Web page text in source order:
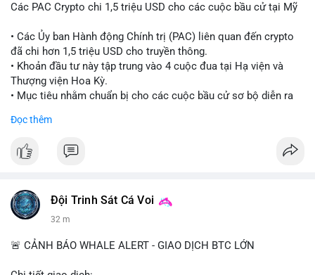
Các PAC Crypto chi 1,5 triệu USD cho các cuộc bầu cử tại Mỹ
• Các Ủy ban Hành động Chính trị (PAC) liên quan đến crypto
đã chi hơn 1,5 triệu USD cho truyền thông.
• Khoản đầu tư này tập trung vào 4 cuộc đua tại Hạ viện và
Thượng viện Hoa Kỳ.
• Mục tiêu nhằm chuẩn bị cho các cuộc bầu cử sơ bộ diễn ra
#vlikevn #titanbot
Đọc thêm
Đội Trinh Sát Cá Voi
32 m
🚨 CẢNH BÁO WHALE ALERT - GIAO DỊCH BTC LỚN